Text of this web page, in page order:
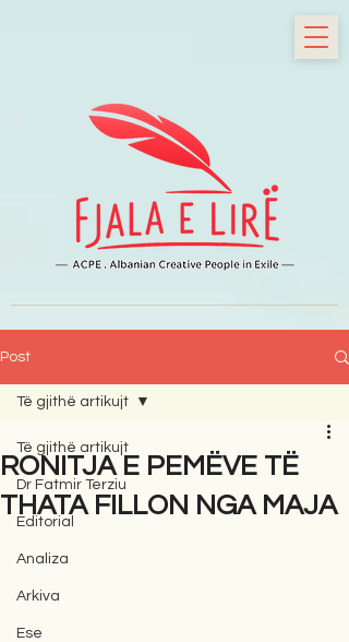
Post
Të gjithë artikujt
Dr Fatmir Terziu
Editorial
Analiza
Arkiva
Ese
Të gjithë artikujt
RONITJA E PEMËVE TË
THATA FILLON NGA MAJA